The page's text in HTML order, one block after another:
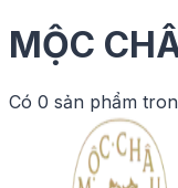
MỘC
Có 0 sản phẩm